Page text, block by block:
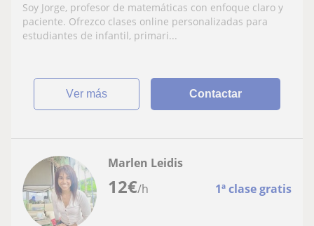
Soy Jorge, profesor de matemáticas con enfoque claro y
paciente. Ofrezco clases online personalizadas para
estudiantes de infantil, primari...
ver más Contactar
12€/h 1ª clase gratis
Marlen Leidis